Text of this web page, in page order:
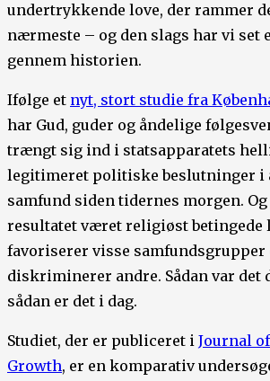
undertrykkende love, der rammer
nærmeste – og den slags har vi set
gennem historien.
Ifølge et nyt, stort studie fra
har Gud, guder og åndelige
trængt sig ind i statsapparatets
legitimeret politiske beslutninger i
samfund siden tidernes morgen.
resultatet været religiøst betingede
favoriserer visse
diskriminerer andre. Sådan var det
sådan er det i dag.
Studiet, der er publiceret i Journal
Growth, er en komparativ